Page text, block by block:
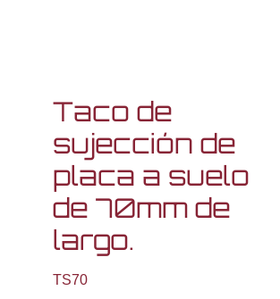
Taco de
sujección de
placa a suelo
de 70mm de
largo.
TS70